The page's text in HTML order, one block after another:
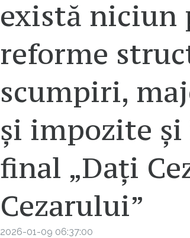
există niciun
reforme
scumpiri,
și impozite
final „Dați
Cezarului”
2026-01-09 06:37:00